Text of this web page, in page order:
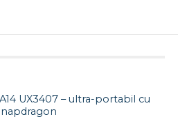
UX3407 – ultra-portabil cu